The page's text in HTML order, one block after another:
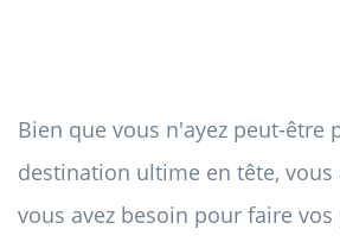
Bien que vous n'ayez peut-être
destination ultime en tête, vous
vous avez besoin pour faire